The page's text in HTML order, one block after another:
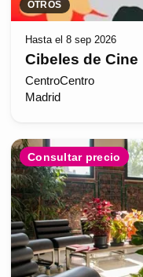
OTROS
Hasta el 8 sep 2026
Cibeles de Cine
CentroCentro
Madrid
Consultar precio